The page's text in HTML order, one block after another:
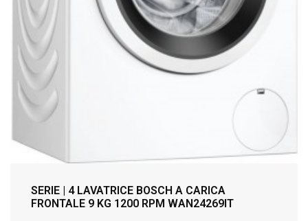
SERIE | 4 LAVATRICE BOSCH A CARICA
FRONTALE 9 KG 1200 RPM WAN24269IT